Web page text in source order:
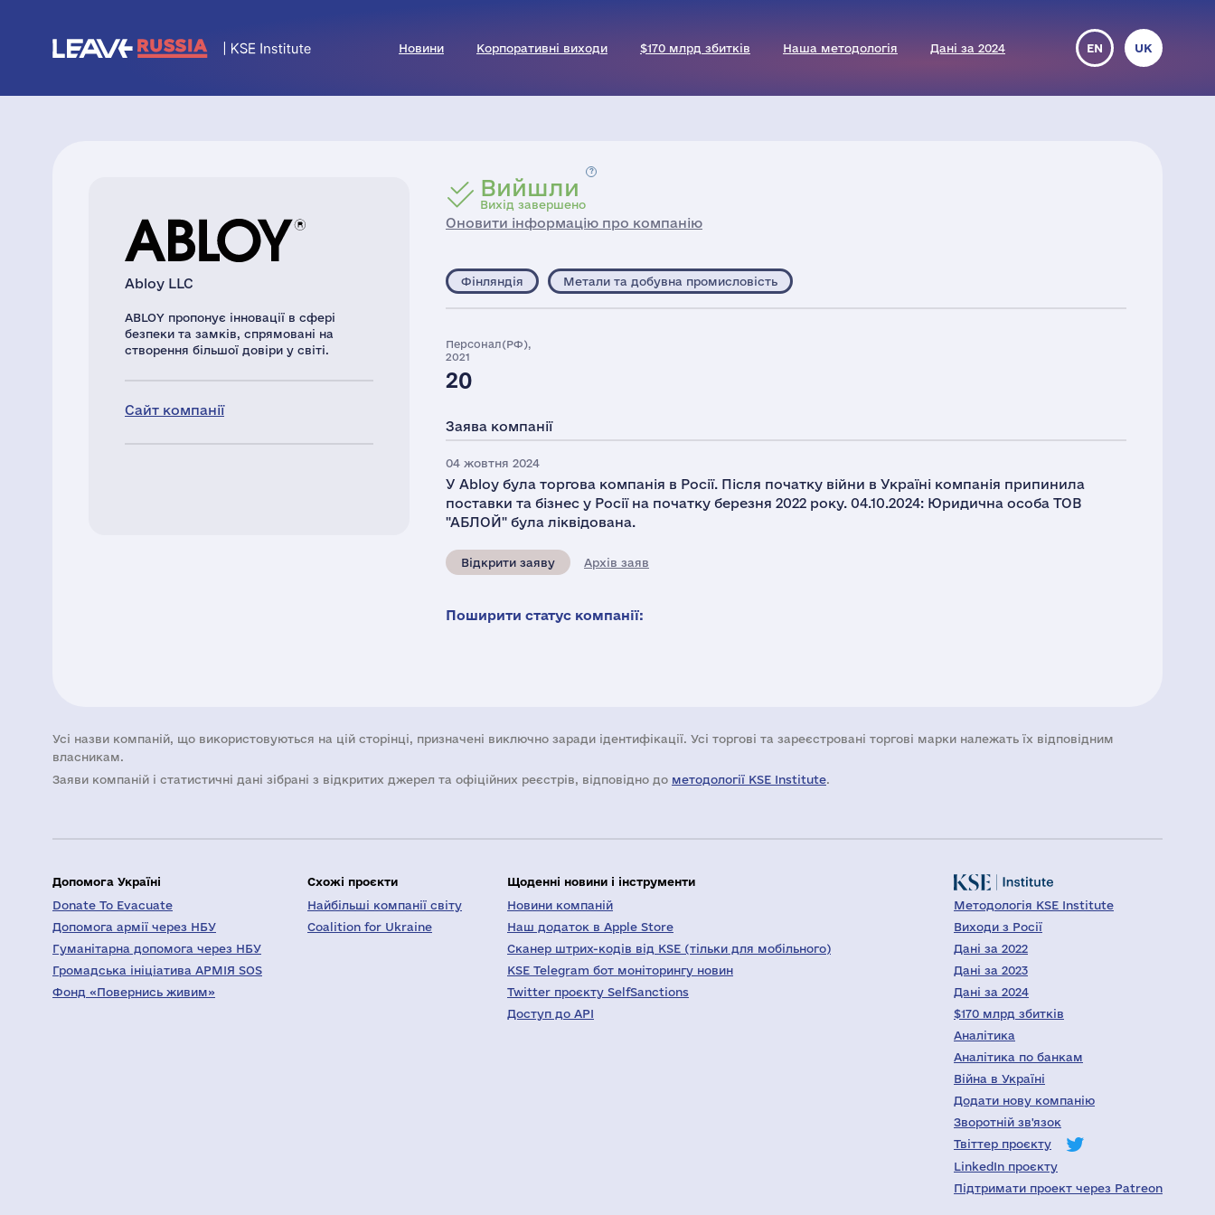
Новини Корпоративні виходи $170 млрд збитків Наша методологія Дані за 2024 EN UK
Abloy LLC
ABLOY пропонує інновації в сфері
безпеки та замків, спрямовані на
створення більшої довіри у світі.
Сайт компанії
Вийшли
Вихід завершено
Оновити інформацію про компанію
Фінляндія Метали та добувна промисловість
Персонал(РФ),
2021
20
Заява компанії
04 жовтня 2024
У Abloy була торгова компанія в Росії. Після початку війни в Україні компанія припинила
поставки та бізнес у Росії на початку березня 2022 року. 04.10.2024: Юридична особа ТОВ
"АБЛОЙ" була ліквідована.
Відкрити заяву Архів заяв
Поширити статус компанії:
Усі назви компаній, що використовуються на цій сторінці, призначені виключно заради ідентифікації. Усі торгові та зареєстровані торгові марки належать їх відповідним
власникам.
Заяви компаній i статистичні дані зібрані з відкритих джерел та офіційних реєстрів, відповідно до методології KSE Institute.
Допомога Україні
Donate To Evacuate
Допомога армії через НБУ
Гуманітарна допомога через НБУ
Громадська ініціатива АРМІЯ SOS
Фонд «Повернись живим»
Схожі проєкти
Найбільші компанії світу
Coalition for Ukraine
Щоденні новини і інструменти
Новини компаній
Наш додаток в Apple Store
Сканер штрих-кодів від KSE (тільки для мобільного)
KSE Telegram бот моніторингу новин
Twitter проєкту SelfSanctions
Доступ до API
Методологія KSE Institute
Виходи з Росії
Дані за 2022
Дані за 2023
Дані за 2024
$170 млрд збитків
Аналітика
Аналітика по банкам
Війна в Україні
Додати нову компанію
Зворотній зв'язок
Твіттер проєкту
LinkedIn проєкту
Підтримати проект через Patreon